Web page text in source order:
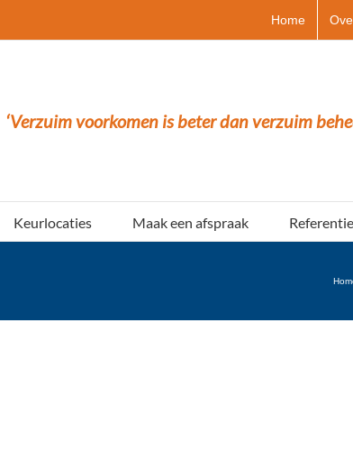
Home
‘Verzuim voorkomen is beter dan verzuim
Keurlocaties Maak een afspraak